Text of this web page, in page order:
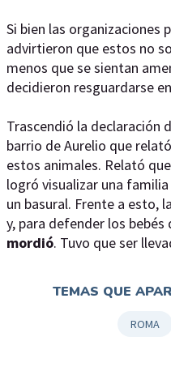
Si bien las organizaciones
advirtieron que estos no
menos que se sientan
decidieron resguardarse
Trascendió la declaración
barrio de Aurelio que
estos animales. Relató
logró visualizar una
un basural. Frente a esto,
y, para defender los bebés
mordió. Tuvo que ser
TEMAS QUE
ROMA